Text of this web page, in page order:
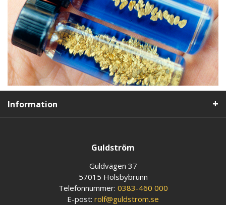
Information
Guldström
Guldvägen 37
57015 Holsbybrunn
Telefonnummer: 0383-460 000
E-post: rolf@guldstrom.se